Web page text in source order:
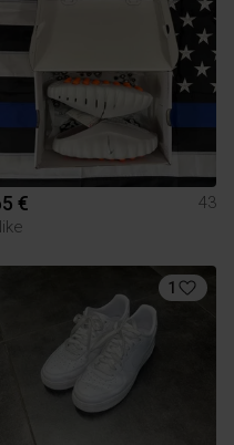
€
43
1